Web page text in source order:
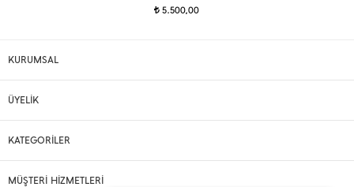
t5.500,00
KURUMSAL
ÜYELİK
KATEGORİLER
MÜŞTERİ HİZMETLERİ